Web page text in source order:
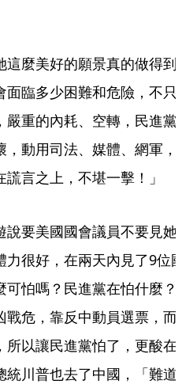
麼美好的願景真的做得到
面臨多少困難和危險，不只
嚴重的內耗、空轉，民進黨
動用司法、媒體、網軍，
謊言之上，不堪一擊！」
說要美國國會議員不要見她
力很好，在兩天內見了9位
可怕嗎？民進黨在怕什麼？
戰危，靠反中動員選票，而
所以讓民進黨怕了，更酸在
統川普也去了中國，「難道